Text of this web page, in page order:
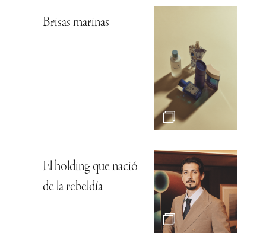
Brisas marinas
El holding que nació
de la rebeldía